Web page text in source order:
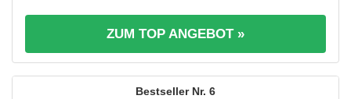
ZUM TOP ANGEBOT »
6